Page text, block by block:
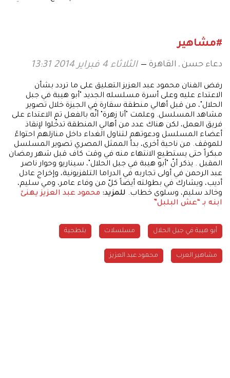
#مشاهير
دعاء حسن ـ القاهرة الثلاثاء 4 فبراير 2014 13:31
رفض الفنان محمود عبد العزيز التعليق على ما تردد بشأن
الاعتداء عليه وعلى أسرة مسلسله الجديد "أبو هيبة في جبل
الحلال"، من قبل أهالي منطقة سقارة في الجيزة خلال تصوير
مشاهد المسلسل. وعلمت "أنا زهرة" أنّه بالفعل تم الاعتداء على
فريق العمل، لكن هناك عدد من أهالي المنطقة تدخّلوا لإنقاذ
أعضاء المسلسل ودعوتهم لتناول الغداء داخل منازلهم احتواءً
للموقف. من ناحية أخرى، بدأ الممثل المصري تصوير المسلسل
مبكراً حتى يستطيع الانتهاء منه في وقت كاف قبل شهر رمضان
المقبل . يذكر أنّ "أبو هيبة في جبل الحلال"، سيناريو وحوار ناصر
عبد الرحمن في أولى تجاربه في الدراما التلفزيونية، وإخراج عادل
أديب، ويشارك في بطولته أيضاً كلّ من وفاء عامر، ومي سليم،
وخالد سليم، وسلوى خطاب. للمزيد: محمود عبد العزيز يهنئ
ابنه بـ “عش البلبل”
أبو هيبة في جبل الحلال مسلسلات بلطجية
مشاهير العرب محمود عبد العزيز